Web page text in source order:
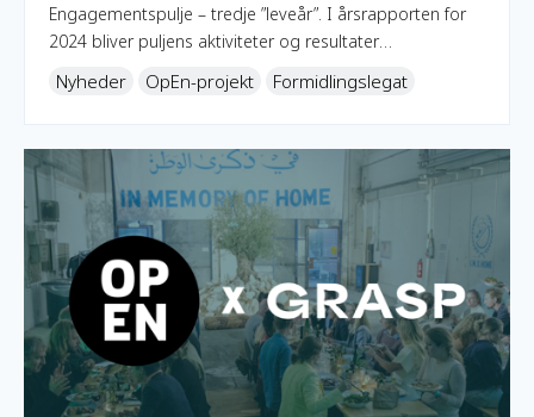
Engagementspulje – tredje ”leveår”. I årsrapporten for
2024 bliver puljens aktiviteter og resultater
på året der gik, og hvad fremtiden bringer.
Nyheder OpEn-projekt Formidlingslegat
Se de første programpunkter til OpEn x GRASP 2025